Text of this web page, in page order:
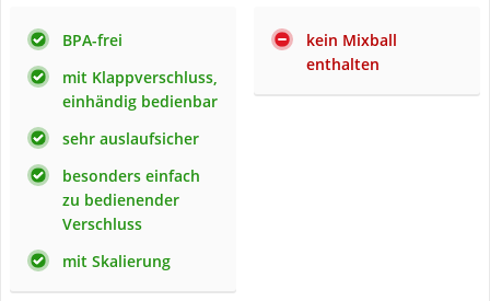
BPA-frei
mit Klappverschluss,
einhändig bedienbar
sehr auslaufsicher
besonders einfach
zu bedienender
Verschluss
mit Skalierung
kein Mixball
enthalten